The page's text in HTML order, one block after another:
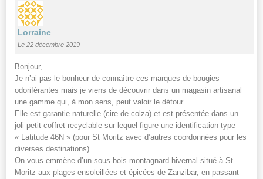
Lorraine
Le 22 décembre 2019
Bonjour,
Je n’ai pas le bonheur de connaître ces marques de bougies
odoriférantes mais je viens de découvrir dans un magasin artisanal
une gamme qui, à mon sens, peut valoir le détour.
Elle est garantie naturelle (cire de colza) et est présentée dans un
joli petit coffret recyclable sur lequel figure une identification type
« Latitude 46N » (pour St Moritz avec d’autres coordonnées pour les
diverses destinations).
On vous emmène d’un sous-bois montagnard hivernal situé à St
Moritz aux plages ensoleillées et épicées de Zanzibar, en passant